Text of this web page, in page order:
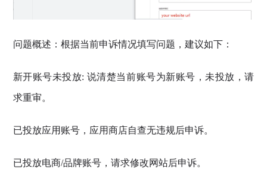
问题概述：根据当前申诉情况填写问题，建议如下：
新开账号未投放: 说清楚当前账号为新账号，未投放，请
求重审。
已投放应用账号，应用商店自查无违规后申诉。
已投放电商/品牌账号，请求修改网站后申诉。